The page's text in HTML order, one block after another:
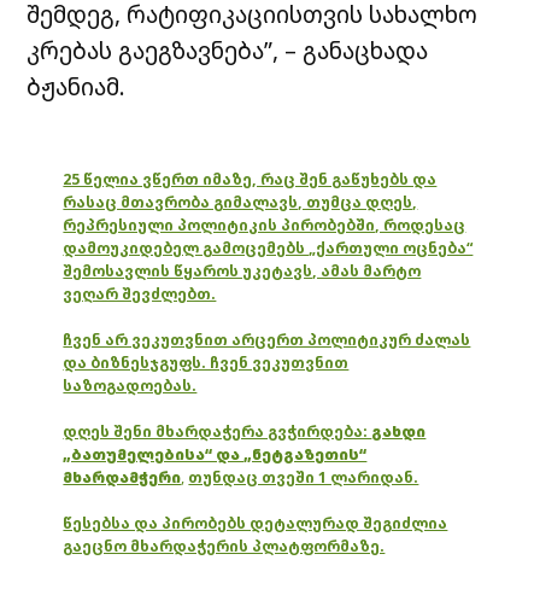
შემდეგ, რატიფიკაციისთვის სახალხო
კრებას გაეგზავნება”, – განაცხადა
ბჟანიამ.
25 წელია ვწერთ იმაზე, რაც შენ გაწუხებს და
რასაც მთავრობა გიმალავს, თუმცა დღეს,
რეპრესიული პოლიტიკის პირობებში, როდესაც
დამოუკიდებელ გამოცემებს „ქართული ოცნება“
შემოსავლის წყაროს უკეტავს, ამას მარტო
ვეღარ შევძლებთ.
ჩვენ არ ვეკუთვნით არცერთ პოლიტიკურ ძალას
და ბიზნესჯგუფს. ჩვენ ვეკუთვნით
საზოგადოებას.
დღეს შენი მხარდაჭერა გვჭირდება: გახდი
„ბათუმელებისა“ და „ნეტგაზეთის“
მხარდამჭერი, თუნდაც თვეში 1 ლარიდან.
წესებსა და პირობებს დეტალურად შეგიძლია
გაეცნო მხარდაჭერის პლატფორმაზე.